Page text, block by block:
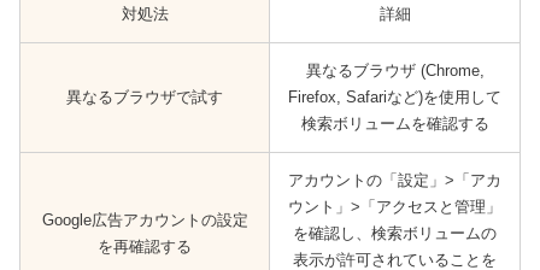
対処法 詳細
異なるブラウザで試す
異なるブラウザ (Chrome,
Firefox, Safariなど)を使用して
検索ボリュームを確認する
Google広告アカウントの設定
を再確認する
アカウントの「設定」>「アカ
ウント」>「アクセスと管理」
を確認し、検索ボリュームの
表示が許可されていることを